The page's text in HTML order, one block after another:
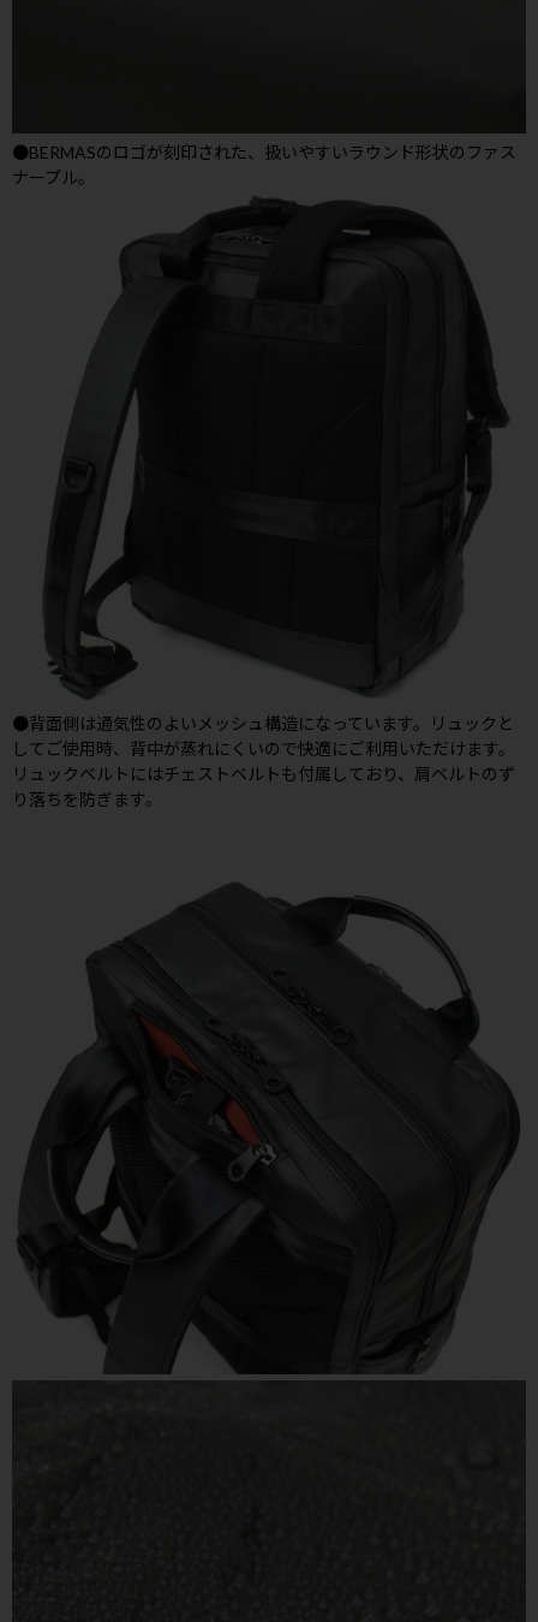
●BERMASのロゴが刻印された、扱いやすいラウンド形状のファス
ナープル。
●背面側は通気性のよいメッシュ構造になっています。リュックと
してご使用時、背中が蒸れにくいので快適にご利用いただけます。
リュックベルトにはチェストベルトも付属しており、肩ベルトのず
り落ちを防ぎます。